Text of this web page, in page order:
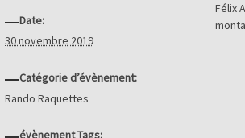
Date:
30 novembre 2019
Catégorie d’évènement:
Rando Raquettes
évènement Tags:
Félix